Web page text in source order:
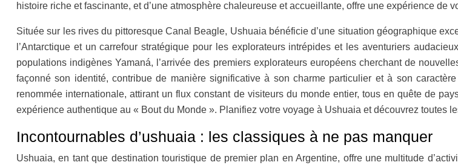
histoire riche et fascinante, et d’une atmosphère chaleureuse et accueillante, offre une expérience de
Située sur les rives du pittoresque Canal Beagle, Ushuaia bénéficie d’une situation géographique
l’Antarctique et un carrefour stratégique pour les explorateurs intrépides et les aventuriers
populations indigènes Yamaná, l’arrivée des premiers explorateurs européens cherchant de
façonné son identité, contribue de manière significative à son charme particulier et à son
renommée internationale, attirant un flux constant de visiteurs du monde entier, tous en quête de
expérience authentique au « Bout du Monde ». Planifiez votre voyage à Ushuaia et découvrez toutes
Incontournables d’ushuaia : les classiques à ne pas manquer
Ushuaia, en tant que destination touristique de premier plan en Argentine, offre une multitude